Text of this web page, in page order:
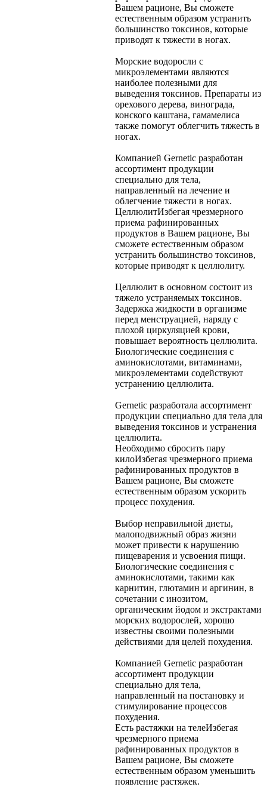
Вашем рационе, Вы сможете
естественным образом устранить
большинство токсинов, которые
приводят к тяжести в ногах.
Морские водоросли с
микроэлементами являются
наиболее полезными для
выведения токсинов. Препараты из
орехового дерева, винограда,
конского каштана, гамамелиса
также помогут облегчить тяжесть в
ногах.
Компанией Gernetic разработан
ассортимент продукции
специально для тела,
направленный на лечение и
облегчение тяжести в ногах.
ЦеллюлитИзбегая чрезмерного
приема рафинированных
продуктов в Вашем рационе, Вы
сможете естественным образом
устранить большинство токсинов,
которые приводят к целлюлиту.
Целлюлит в основном состоит из
тяжело устраняемых токсинов.
Задержка жидкости в организме
перед менструацией, наряду с
плохой циркуляцией крови,
повышает вероятность целлюлита.
Биологические соединения с
аминокислотами, витаминами,
микроэлементами содействуют
устранению целлюлита.
Gernetic разработала ассортимент
продукции специально для тела для
выведения токсинов и устранения
целлюлита.
Необходимо сбросить пару
килоИзбегая чрезмерного приема
рафинированных продуктов в
Вашем рационе, Вы сможете
естественным образом ускорить
процесс похудения.
Выбор неправильной диеты,
малоподвижный образ жизни
может привести к нарушению
пищеварения и усвоения пищи.
Биологические соединения с
аминокислотами, такими как
карнитин, глютамин и аргинин, в
сочетании с инозитом,
органическим йодом и экстрактами
морских водорослей, хорошо
известны своими полезными
действиями для целей похудения.
Компанией Gernetic разработан
ассортимент продукции
специально для тела,
направленный на постановку и
стимулирование процессов
похудения.
Есть растяжки на телеИзбегая
чрезмерного приема
рафинированных продуктов в
Вашем рационе, Вы сможете
естественным образом уменьшить
появление растяжек.